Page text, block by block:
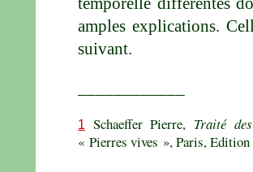
amples explications.
suivant.
1 SchaefferPierre, Traité
« Pierres vives », Paris, Edition